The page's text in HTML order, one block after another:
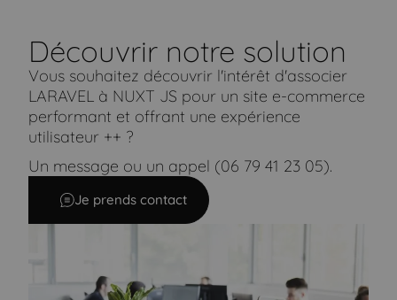
Découvrir notre solution
Vous souhaitez découvrir l'intérêt d'associer
LARAVEL à NUXT JS pour un site e-commerce
performant et offrant une expérience
utilisateur ++ ?
Un message ou un appel (06 79 41 23 05).
Je prends contact